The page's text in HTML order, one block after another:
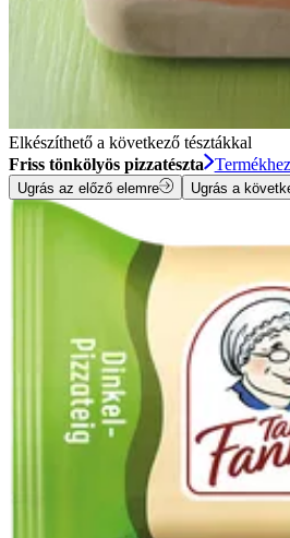
Elkészíthető a következő tésztákkal
Friss tönkölyös pizzatészta
Termékhez
Ugrás az előző elemre Ugrás a